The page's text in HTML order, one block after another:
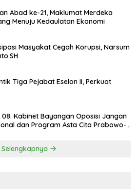
Abad ke-21, Maklumat Merdeka
Menuju Kedaulatan Ekonomi
Masyakat Cegah Korupsi, Narsum
Kabinet Bayangan Oposisi Jangan
dan Program Asta Cita Prabowo-
Selengkapnya